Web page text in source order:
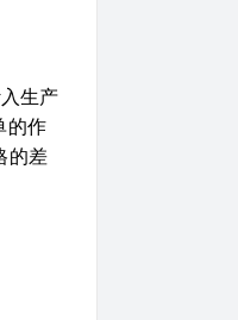
生产
的作
的差